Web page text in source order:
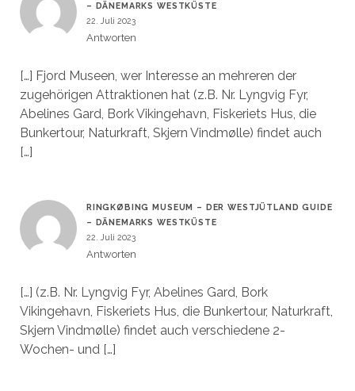
– DÄNEMARKS WESTKÜSTE
22. Juli 2023
Antworten
[…] Fjord Museen, wer Interesse an mehreren der
zugehörigen Attraktionen hat (z.B. Nr. Lyngvig Fyr,
Abelines Gard, Bork Vikingehavn, Fiskeriets Hus, die
Bunkertour, Naturkraft, Skjern Vindmølle) findet auch
[…]
RINGKØBING MUSEUM – DER WESTJÜTLAND GUIDE
– DÄNEMARKS WESTKÜSTE
22. Juli 2023
Antworten
[…] (z.B. Nr. Lyngvig Fyr, Abelines Gard, Bork
Vikingehavn, Fiskeriets Hus, die Bunkertour, Naturkraft,
Skjern Vindmølle) findet auch verschiedene 2-
Wochen- und […]